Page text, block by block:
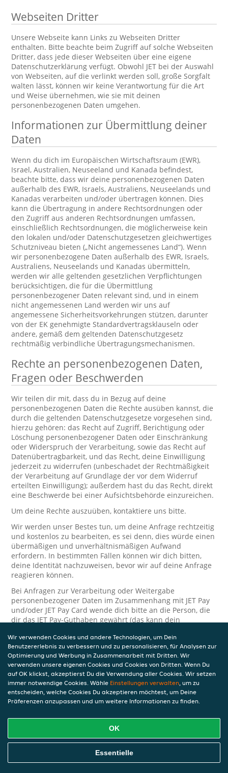
Webseiten Dritter
Unsere Webseite kann Links zu Webseiten Dritter
enthalten. Bitte beachte beim Zugriff auf solche Webseiten
Dritter, dass jede dieser Webseiten über eine eigene
Datenschutzerklärung verfügt. Obwohl JET bei der Auswahl
von Webseiten, auf die verlinkt werden soll, große Sorgfalt
walten lässt, können wir keine Verantwortung für die Art
und Weise übernehmen, wie sie mit deinen
personenbezogenen Daten umgehen.
Informationen zur Übermittlung deiner
Daten
Wenn du dich im Europäischen Wirtschaftsraum (EWR),
Israel, Australien, Neuseeland und Kanada befindest,
beachte bitte, dass wir deine personenbezogenen Daten
außerhalb des EWR, Israels, Australiens, Neuseelands und
Kanadas verarbeiten und/oder übertragen können. Dies
kann die Übertragung in andere Rechtsordnungen oder
den Zugriff aus anderen Rechtsordnungen umfassen,
einschließlich Rechtsordnungen, die möglicherweise kein
den lokalen und/oder Datenschutzgesetzen gleichwertiges
Schutzniveau bieten („Nicht angemessenes Land“). Wenn
wir personenbezogene Daten außerhalb des EWR, Israels,
Australiens, Neuseelands und Kanadas übermitteln,
werden wir alle geltenden gesetzlichen Verpflichtungen
berücksichtigen, die für die Übermittlung
personenbezogener Daten relevant sind, und in einem
nicht angemessenen Land werden wir uns auf
angemessene Sicherheitsvorkehrungen stützen, darunter
von der EK genehmigte Standardvertragsklauseln oder
andere, gemäß dem geltenden Datenschutzgesetz
rechtmäßig verbindliche Übertragungsmechanismen.
Rechte an personenbezogenen Daten,
Fragen oder Beschwerden
Wir teilen dir mit, dass du in Bezug auf deine
personenbezogenen Daten die Rechte ausüben kannst, die
durch die geltenden Datenschutzgesetze vorgesehen sind,
hierzu gehören: das Recht auf Zugriff, Berichtigung oder
Löschung personenbezogener Daten oder Einschränkung
oder Widerspruch der Verarbeitung, sowie das Recht auf
Datenübertragbarkeit, und das Recht, deine Einwilligung
jederzeit zu widerrufen (unbeschadet der Rechtmäßigkeit
der Verarbeitung auf Grundlage der vor dem Widerruf
erteilten Einwilligung); außerdem hast du das Recht, direkt
eine Beschwerde bei einer Aufsichtsbehörde einzureichen.
Um deine Rechte auszuüben, kontaktiere uns bitte.
Wir werden unser Bestes tun, um deine Anfrage rechtzeitig
und kostenlos zu bearbeiten, es sei denn, dies würde einen
übermäßigen und unverhältnismäßigen Aufwand
erfordern. In bestimmten Fällen können wir dich bitten,
deine Identität nachzuweisen, bevor wir auf deine Anfrage
reagieren können.
Bei Anfragen zur Verarbeitung oder Weitergabe
personenbezogener Daten im Zusammenhang mit JET Pay
und/oder JET Pay Card wende dich bitte an die Person, die
dir das JET Pay-Guthaben gewährt (das kann dein
erforderlich, da JET und die Person, die dir das Guthaben
gewährt, eine separate Verantwortung für die Verarbeitung
und den Schutz deiner personenbezogenen Daten haben.
Solltest du weitere Fragen oder Beschwerden in Bezug auf
die Verarbeitung deiner personenbezogenen Daten haben,
kontaktieren wir dich gerne. Wir würden uns auch über
Tipps oder Vorschläge zur Verbesserung unserer Erklärung
JET nimmt den Schutz personenbezogener Daten sehr ernst
und daher ergreifen wir angemessene Maßnahmen, um
Wir verwenden Cookies und andere Technologien, um Dein
Benutzererlebnis zu verbessern und zu personalisieren, für Analysen zur
Optimierung und Werbung in Zusammenarbeit mit Dritten. Wir
verwenden unsere eigenen Cookies und Cookies von Dritten. Wenn Du
auf OK klickst, akzeptierst Du die Verwendung aller Cookies. Wir setzen
immer notwendige Cookies. Wähle Einstellungen verwalten, um zu
entscheiden, welche Cookies Du akzeptieren möchtest, um Deine
Präferenzen anzupassen und um weitere Informationen zu finden.
OK
Essentielle